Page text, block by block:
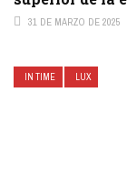
31 DE MARZO DE 2025
IN TIME LUX